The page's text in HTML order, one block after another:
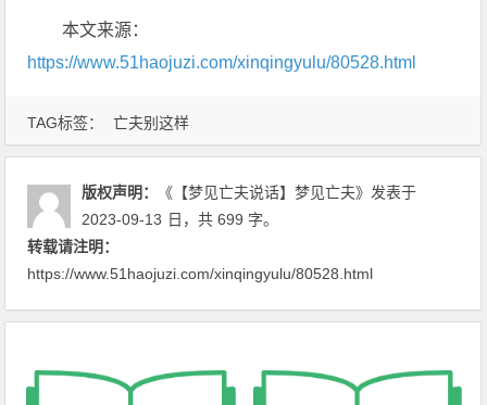
TAG标签： 亡夫别这样
本文来源：
https://www.51haojuzi.com/xinqingyulu/80528.html
版权声明： 《【梦见亡夫说话】梦见亡夫》 发表于
2023-09-13 日 ，共 699 字。
转载请注明：
https://www.51haojuzi.com/xinqingyulu/80528.html